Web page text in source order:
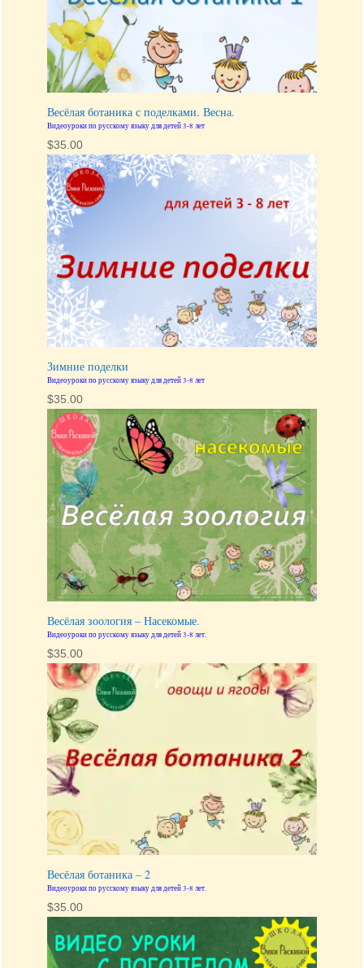
Весёлая ботаника с поделками. Весна.
Видеоуроки по русскому языку для детей 3-8 лет
$35.00
Зимние поделки
Видеоуроки по русскому языку для детей 3-8 лет
$35.00
Весёлая зоология – Насекомые.
Видеоуроки по русскому языку для детей 3-8 лет.
$35.00
Весёлая ботаника – 2
Видеоуроки по русскому языку для детей 3-8 лет.
35.00